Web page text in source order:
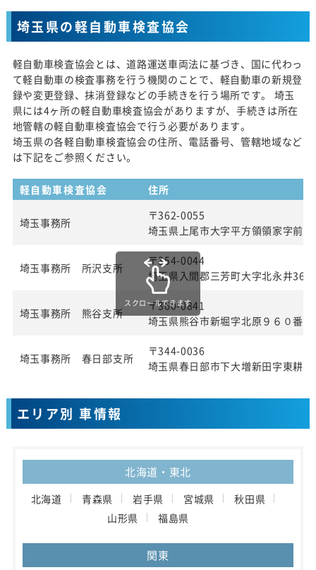
埼玉県の軽自動車検査協会
軽自動車検査協会とは、道路運送車両法に基づき、国に代わっ
て軽自動車の検査事務を行う機関のことで、軽自動車の新規登
録や変更登録、抹消登録などの手続きを行う場所です。 埼玉
県には4ヶ所の軽自動車検査協会がありますが、手続きは所在
地管轄の軽自動車検査協会で行う必要があります。
埼玉県の各軽自動車検査協会の住所、電話番号、管轄地域など
は下記をご参照ください。
軽自動車検査協会 住所
埼玉事務所
〒362-0055
埼玉県上尾市大字平方領領家字前
埼玉事務所 所沢支所
〒354-0044
埼玉県入間郡三芳町大字北永井360
埼玉事務所 熊谷支所
〒360-0841
埼玉県熊谷市新堀字北原９６０番２
埼玉事務所 春日部支所
〒344-0036
埼玉県春日部市下大増新田字東耕
スクロールできます
エリア別 車情報
北海道・東北
北海道 青森県 岩手県 宮城県
秋田県
山形県
福島県
関東